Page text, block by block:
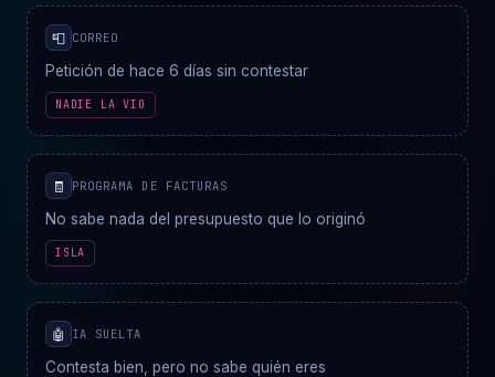
📮 CORREO
Petición de hace 6 días sin contestar
NADIE LA VIO
🧾 PROGRAMA DE FACTURAS
No sabe nada del presupuesto que lo originó
ISLA
🤖 IA SUELTA
Contesta bien, pero no sabe quién eres